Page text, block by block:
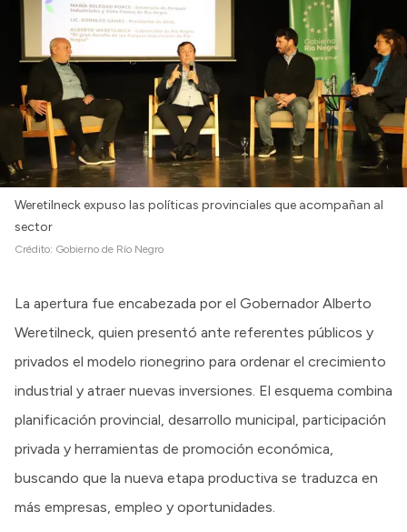
Weretilneck expuso las políticas provinciales que acompañan al
sector
Crédito: Gobierno de Río Negro
La apertura fue encabezada por el Gobernador Alberto
Weretilneck, quien presentó ante referentes públicos y
privados el modelo rionegrino para ordenar el crecimiento
industrial y atraer nuevas inversiones. El esquema combina
planificación provincial, desarrollo municipal, participación
privada y herramientas de promoción económica,
buscando que la nueva etapa productiva se traduzca en
más empresas, empleo y oportunidades.